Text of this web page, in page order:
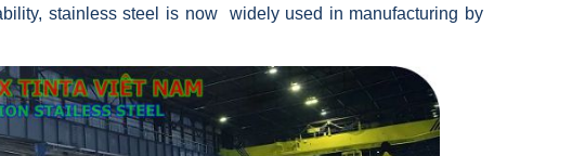
stainless steel is now
widely used in manufacturing by